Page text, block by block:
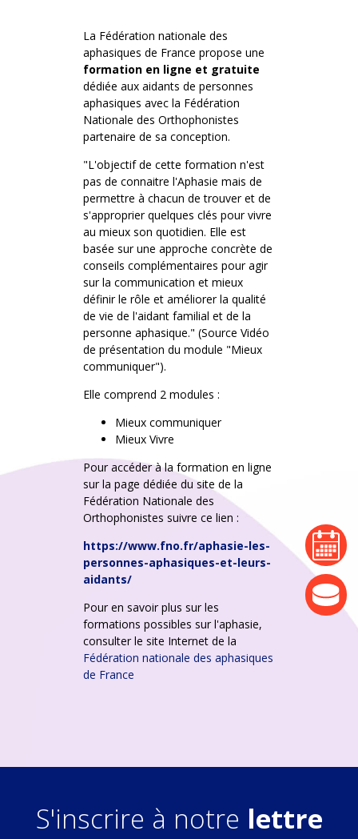
agenda
La Fédération nationale des
aphasiques de France propose une
formation en ligne et gratuite
dédiée aux aidants de personnes
aphasiques avec la Fédération
Nationale des Orthophonistes
partenaire de sa conception.
"L'objectif de cette formation n'est
pas de connaitre l'Aphasie mais de
permettre à chacun de trouver et de
s'approprier quelques clés pour vivre
au mieux son quotidien. Elle est
basée sur une approche concrète de
conseils complémentaires pour agir
sur la communication et mieux
définir le rôle et améliorer la qualité
de vie de l'aidant familial et de la
personne aphasique." (Source Vidéo
de présentation du module "Mieux
communiquer").
Elle comprend 2 modules :
Mieux communiquer
Mieux Vivre
Pour accéder à la formation en ligne
sur la page dédiée du site de la
Fédération Nationale des
Orthophonistes suivre ce lien :
https://www.fno.fr/aphasie-les-
personnes-aphasiques-et-leurs-
aidants/
Pour en savoir plus sur les
formations possibles sur l'aphasie,
consulter le site Internet de la
Fédération nationale des aphasiques
de France
S'inscrire à notre lettre